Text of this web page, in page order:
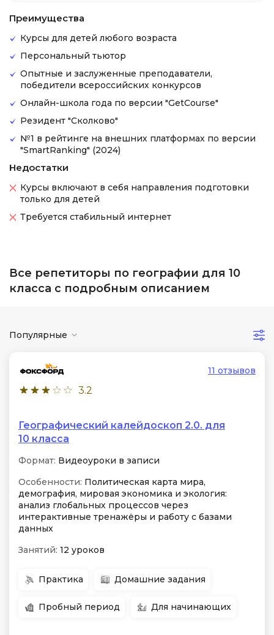
Преимущества
Курсы для детей любого возраста
Персональный тьютор
Опытные и заслуженные преподаватели,
победители всероссийских конкурсов
Онлайн-школа года по версии "GetCourse"
Резидент "Сколково"
№1 в рейтинге на внешних платформах по версии
"SmartRanking" (2024)
Недостатки
Курсы включают в себя направления подготовки
только для детей
Требуется стабильный интернет
Все репетиторы по географии для 10
класса с подробным описанием
Популярные
3.2
11 отзывов
Географический калейдоскоп 2.0. для
10 класса
Формат: Видеоуроки в записи
Особенности: Политическая карта мира,
демография, мировая экономика и экология:
анализ глобальных процессов через
интерактивные тренажёры и работу с базами
данных
Занятий: 12 уроков
Практика Домашние задания
Пробный период Для начинающих